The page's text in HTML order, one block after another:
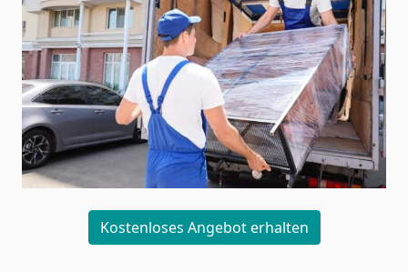
Kostenloses Angebot erhalten